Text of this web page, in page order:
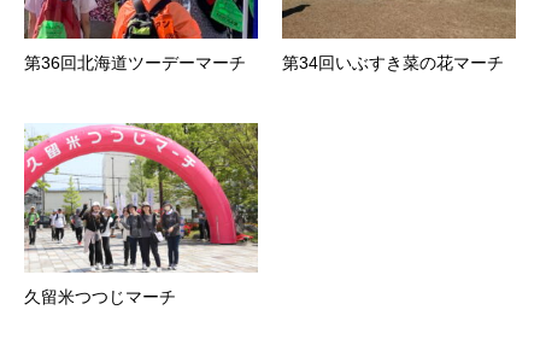
第36回北海道ツーデーマーチ 第34回いぶすき菜の花マーチ
久留米つつじマーチ